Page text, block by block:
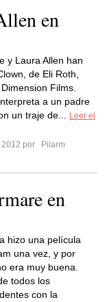
en
y Laura Allen han
de Eli Roth,
Films.
a un padre
un traje de...
Leer el
2012 por
Pilarm
en
hizo una película
una vez, y por
era muy buena.
todos los
con la